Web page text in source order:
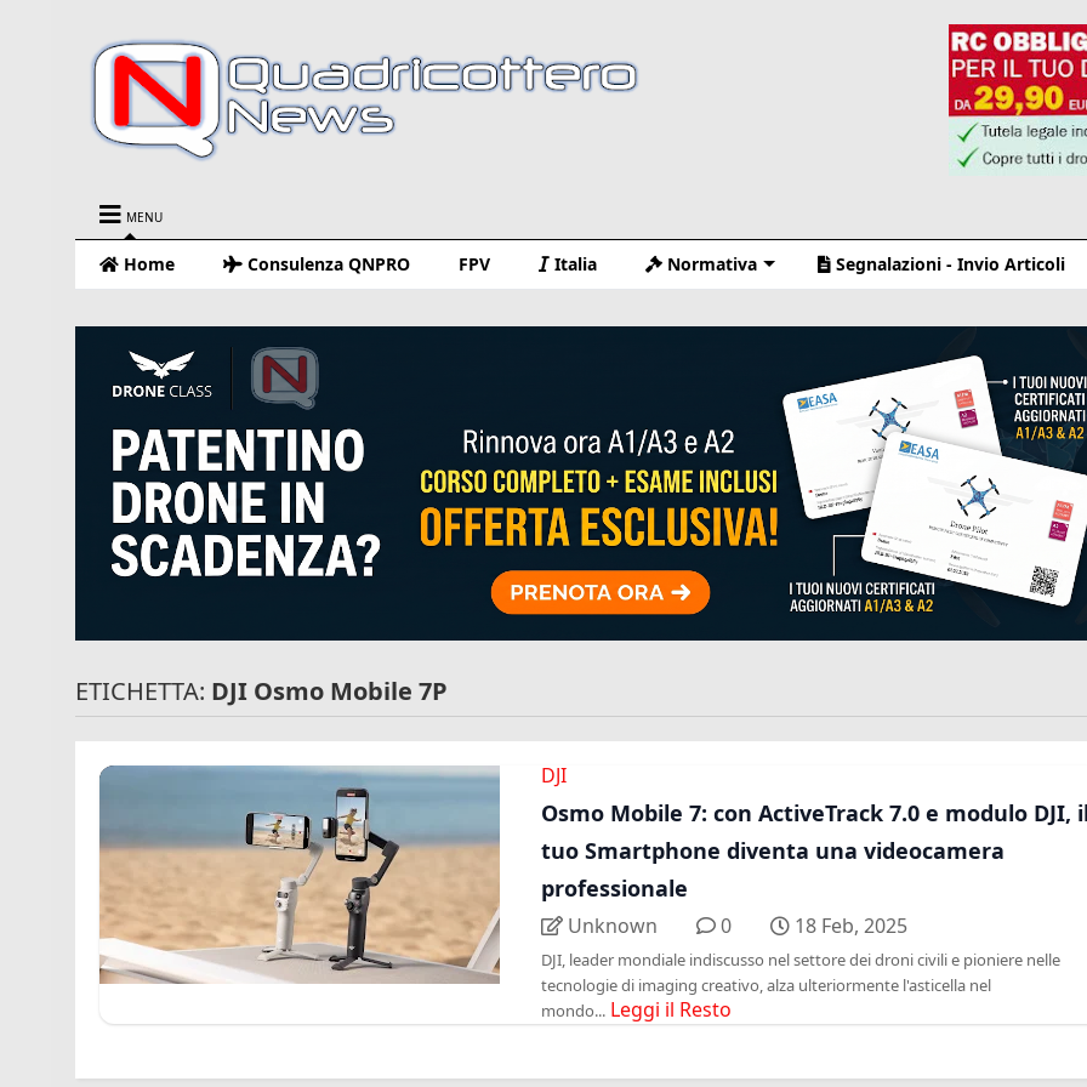
MENU
Home Consulenza QNPRO FPV Italia Normativa Segnalazioni - Invio Articoli
ETICHETTA: DJI Osmo Mobile 7P
DJI
Osmo Mobile 7: con ActiveTrack 7.0 e modulo DJI,
tuo Smartphone diventa una videocamera
professionale
Unknown 0 18 Feb, 2025
DJI, leader mondiale indiscusso nel settore dei droni civili e pioniere nelle
tecnologie di imaging creativo, alza ulteriormente l'asticella nel
mondo... Leggi il Resto